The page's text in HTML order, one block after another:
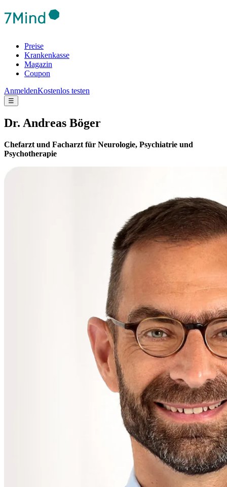
Preise
Krankenkasse
Magazin
Coupon
AnmeldenKostenlos testen
☰
Dr. Andreas Böger
Chefarzt und Facharzt für Neurologie, Psychiatrie und
Psychotherapie